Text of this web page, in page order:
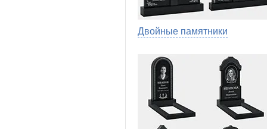
Двойные памятники